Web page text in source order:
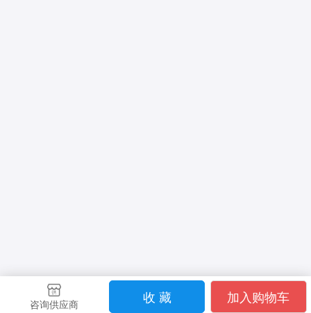
咨询供应商 收 藏 加入购物车